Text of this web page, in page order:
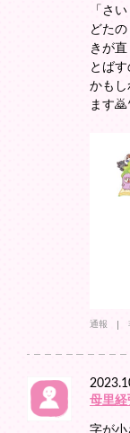
「さ
どた
きが
とば
かもし
ます
通報
母里経
字が